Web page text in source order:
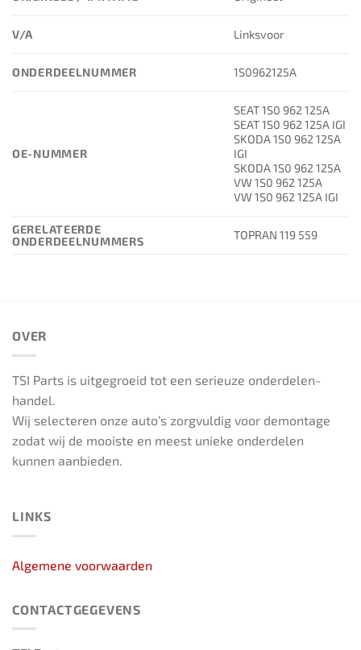
V/A Linksvoor
ONDERDEELNUMMER 1S0962125A
OE-NUMMER
SEAT 1S0 962 125A
SEAT 1S0 962 125A IGI
SKODA 1S0 962 125A
IGI
SKODA 1S0 962 125A
VW 1S0 962 125A
VW 1S0 962 125A IGI
GERELATEERDE
ONDERDEELNUMMERS
TOPRAN 119 559
OVER
TSI Parts is uitgegroeid tot een serieuze onderdelen-
handel.
Wij selecteren onze auto’s zorgvuldig voor demontage
zodat wij de mooiste en meest unieke onderdelen
kunnen aanbieden.
LINKS
Algemene voorwaarden
CONTACTGEGEVENS